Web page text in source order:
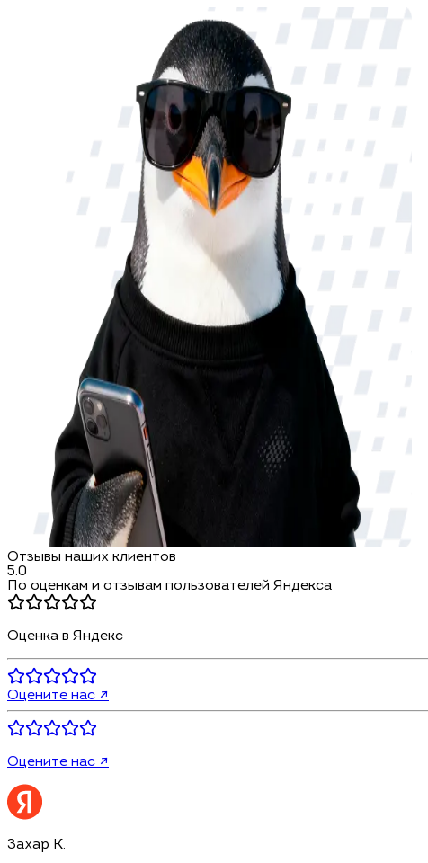
Отзывы наших клиентов
5.0
По оценкам и отзывам пользователей Яндекса
Оценка в Яндекс
Оцените нас ↗
Оцените нас ↗
Захар К.